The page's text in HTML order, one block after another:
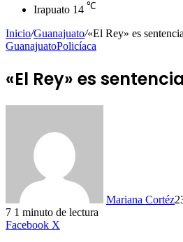
Irapuato 14 ℃
Inicio/Guanajuato/«El Rey» es
GuanajuatoPolicíaca
«El Rey» es
Mariana Cortéz
7 1 minuto de lectura
Facebook X